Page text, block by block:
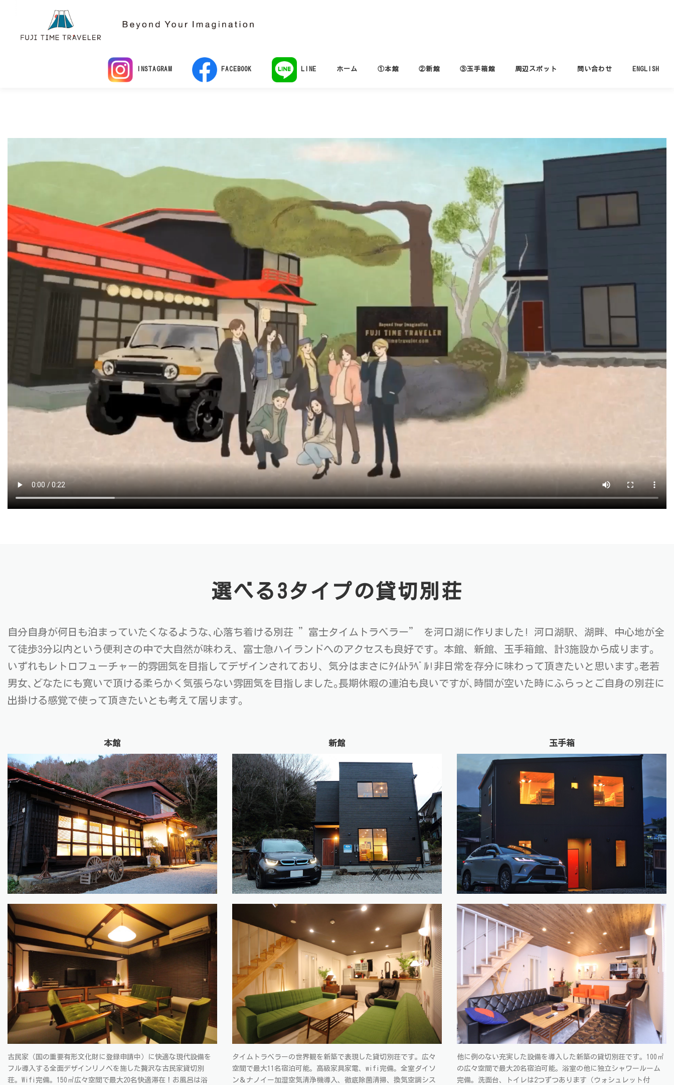
INSTAGRAM FACEBOOK LINE ホーム ①本館 ②新館 ③玉手箱館 周辺スポット 問い合わせ ENGLISH
選べる3タイプの貸切別荘
自分自身が何日も泊まっていたくなるような､心落ち着ける別荘 ”富士タイムトラベラー” を河口湖に作りました! 河口湖駅、湖畔、中心地が全
て徒歩3分以内という便利さの中で大自然が味わえ、富士急ハイランドへのアクセスも良好です。本館、新館、玉手箱館、計3施設から成ります。
いずれもレトロフューチャー的雰囲気を目指してデザインされており、気分はまさにﾀｲﾑﾄﾗﾍﾞﾙ!非日常を存分に味わって頂きたいと思います｡老若
男女､どなたにも寛いで頂ける柔らかく気張らない雰囲気を目指しました｡長期休暇の連泊も良いですが､時間が空いた時にふらっとご自身の別荘に
出掛ける感覚で使って頂きたいとも考えて居ります｡
本館
古民家（国の重要有形文化財に登録申請中）に快適な現代設備を
フル導入する全面デザインリノベを施した贅沢な古民家貸切別
荘。Wifi完備。150㎡広々空間で最大20名快適滞在！お風呂は浴
新館
タイムトラベラーの世界観を新築で表現した貸切別荘です。広々
空間で最大11名宿泊可能。高級家具家電、wifi完備。全室ダイソ
ン＆ナノイー加湿空気清浄機導入、徹底除菌清掃、換気空調シス
玉手箱
他に例のない充実した設備を導入した新築の貸切別荘です。100㎡
の広々空間で最大20名宿泊可能。浴室の他に独立シャワールーム
完備。洗面台、トイレは2つずつあります（ウォシュレット付